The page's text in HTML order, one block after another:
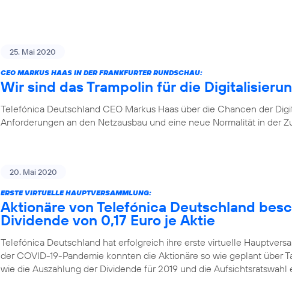
25. Mai 2020
CEO MARKUS HAAS IN DER FRANKFURTER RUNDSCHAU:
Wir sind das Trampolin für die
Telefónica Deutschland CEO Markus Haas über die Chancen der
Anforderungen an den Netzausbau und eine neue Normalität in der
20. Mai 2020
ERSTE VIRTUELLE HAUPTVERSAMMLUNG:
Aktionäre von Telefónica Deutschland
Dividende von 0,17 Euro je Aktie
Telefónica Deutschland hat erfolgreich ihre erste virtuelle
der COVID-19-Pandemie konnten die Aktionäre so wie geplant über
wie die Auszahlung der Dividende für 2019 und die Aufsichtsratswahl